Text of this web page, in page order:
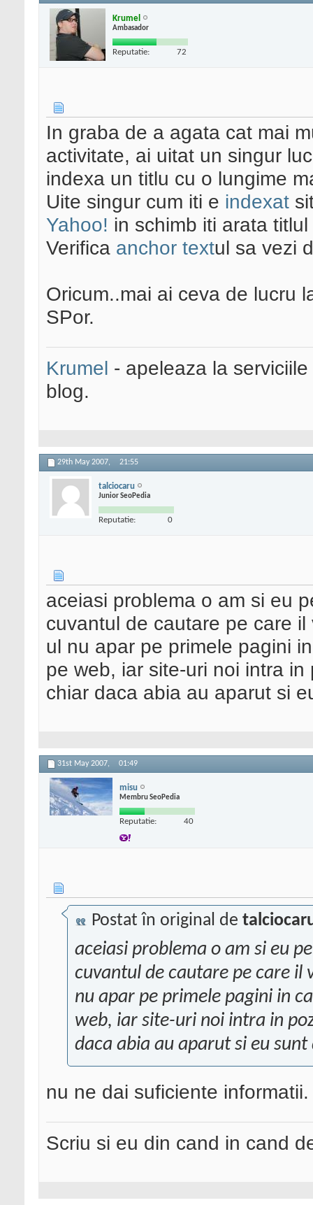
Krumel
Ambasador
Reputatie: 72
In graba de a agata cat mai
activitate, ai uitat un singur
indexa un titlu cu o lungime
Uite singur cum iti e indexat
Yahoo! in schimb iti arata
Verifica anchor textul sa vezi
Oricum..mai ai ceva de lucru
SPor.
Krumel - apeleaza la
blog.
29th May 2007, 21:55
talciocaru
Junior SeoPedia
Reputatie: 0
aceiasi problema o am si eu
cuvantul de cautare pe care
ul nu apar pe primele pagini
pe web, iar site-uri noi intra
chiar daca abia au aparut si
31st May 2007, 01:49
misu
Membru SeoPedia
Reputatie: 40
Postat în original de
aceiasi problema o am si eu
cuvantul de cautare pe care il
nu apar pe primele pagini in
web, iar site-uri noi intra in
daca abia au aparut si eu
nu ne dai suficiente
Scriu si eu din cand in cand